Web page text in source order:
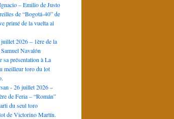
– Emilio de Justo
de “Bogotá-40” de
primé de la vuelta al
2026 – 1ère de la
Navalón
sa présentation à La
meilleur toro du lot
- 26 juillet 2026 –
de Feria – “Román”
du seul toro
de Victorino Martín.